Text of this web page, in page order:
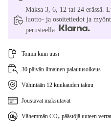
Maksa 3, 6, 12 tai 24 erässä.
luotto- ja osoitetiedot ja
perusteella.
Toimii kuin uusi
30 päivän ilmainen palautusoikeus
Vähintään 12 kuukauden takuu
Joustavat maksutavat
Vähemmän CO₂-päästöjä uuteen